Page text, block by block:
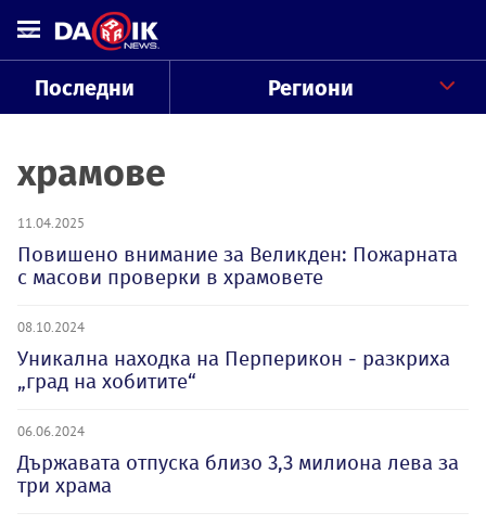
Последни Региони
храмове
11.04.2025
Повишено внимание за Великден: Пожарната
с масови проверки в храмовете
08.10.2024
Уникална находка на Перперикон - разкриха
„град на хобитите“
06.06.2024
Държавата отпуска близо 3,3 милиона лева за
три храма